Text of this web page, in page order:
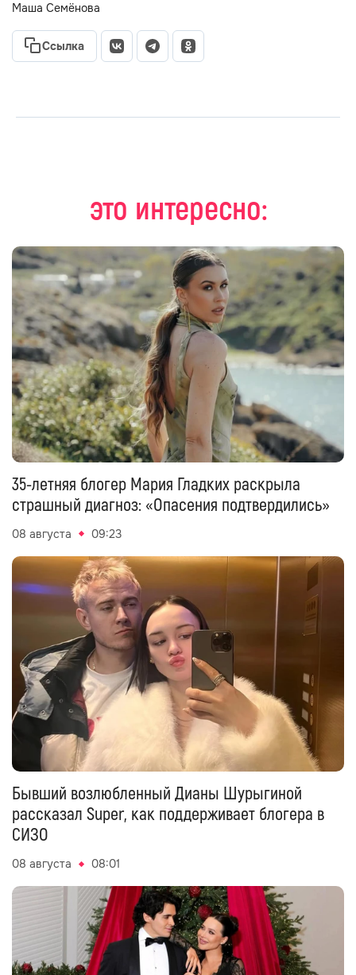
Маша Семёнова
Ссылка
это интересно:
35-летняя блогер Мария Гладких раскрыла
страшный диагноз: «Опасения подтвердились»
08 августа 09:23
Бывший возлюбленный Дианы Шурыгиной
рассказал Super, как поддерживает блогера в
СИЗО
08 августа 08:01